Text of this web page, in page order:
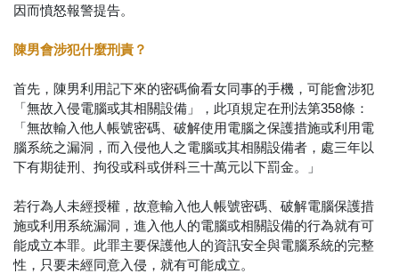
因而憤怒報警提告。
陳男會涉犯什麼刑責？
首先，陳男利用記下來的密碼偷看女同事的手機，可能會涉犯
「無故入侵電腦或其相關設備」，此項規定在刑法第358條：
「無故輸入他人帳號密碼、破解使用電腦之保護措施或利用電
腦系統之漏洞，而入侵他人之電腦或其相關設備者，處三年以
下有期徒刑、拘役或科或併科三十萬元以下罰金。」
若行為人未經授權，故意輸入他人帳號密碼、破解電腦保護措
施或利用系統漏洞，進入他人的電腦或相關設備的行為就有可
能成立本罪。此罪主要保護他人的資訊安全與電腦系統的完整
性，只要未經同意入侵，就有可能成立。